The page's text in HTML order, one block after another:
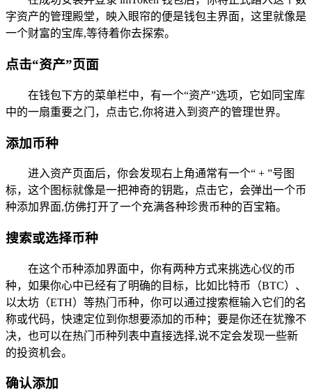
字资产的管理殿堂，映入眼帘的便是钱包主界面，这里就像是
一个财富的宝库,等待着你去探索。
点击“资产”页面
在钱包下方的菜单栏中，有一个“资产”选项，它如同宝库
中的一扇重要之门，点击它,你将进入到资产的管理世界。
添加币种
进入资产页面后，你会发现右上角通常有一个“ + ”号图
标，这个图标就像是一把神奇的钥匙，点击它，会弹出一个币
种添加界面,仿佛打开了一个充满各种珍贵币种的百宝箱。
搜索或选择币种
在这个币种添加界面中，你有两种方式来挑选心仪的币
种，如果你心中已经有了明确的目标，比如比特币（BTC）、
以太坊（ETH）等热门币种，你可以通过搜索框输入它们的名
称或代码，快速定位到你想要添加的币种；要是你还在犹豫不
决，也可以在热门币种列表中直接选择,说不定会发现一些新
的投资机会。
确认添加